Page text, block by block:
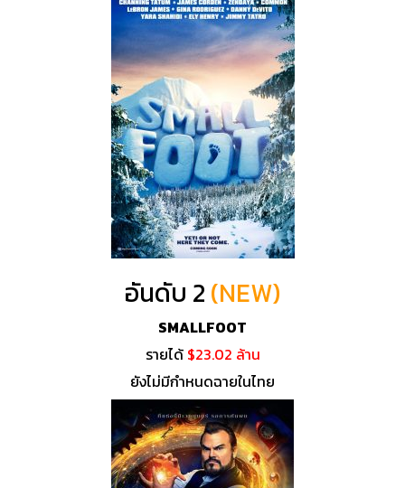
อันดับ 2(NEW)
SMALLFOOT
รายได้ $23.02 ล้าน
ยังไม่มีกำหนดฉายในไทย